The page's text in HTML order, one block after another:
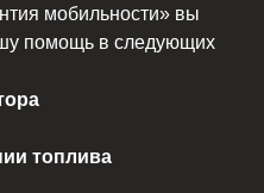
мобильности» вы
помощь в следующих
топлива